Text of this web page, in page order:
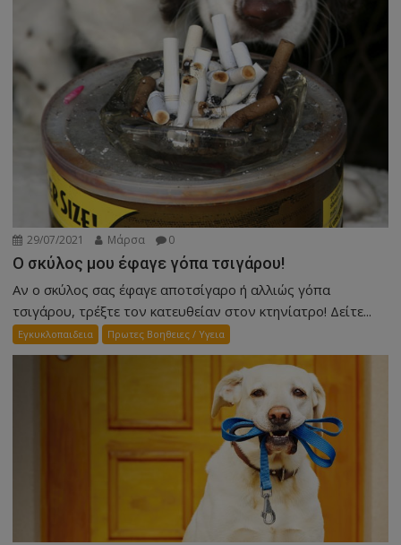
29/07/2021 Μάρσα 0
Ο σκύλος μου έφαγε γόπα τσιγάρου!
Αν ο σκύλος σας έφαγε αποτσίγαρο ή αλλιώς γόπα
τσιγάρου, τρέξτε τον κατευθείαν στον κτηνίατρο! Δείτε...
Εγκυκλοπαιδεια Πρωτες Βοηθειες / Υγεια